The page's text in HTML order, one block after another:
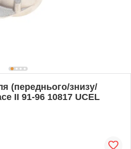
(переднього/знизу/
II 91-96 10817 UCEL